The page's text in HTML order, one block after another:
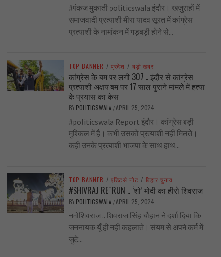
#पंकज मुकाती politicswala इंदौर। खजुराहों में
समाजवादी प्रत्याशी मीरा यादव सूरत में कांग्रेस
प्रत्याशी के नामांकन में गड़बड़ी होने से...
TOP BANNER / प्रदेश / बड़ी खबर
कांग्रेस के बम पर लगी 307 .. इंदौर से कांग्रेस
प्रत्याशी अक्षय बम पर 17 साल पुराने मांमले में हत्या
के प्रयास का केस
BY POLITICSWALA /APRIL 25, 2024
#politicswala Report इंदौर। कांग्रेस बड़ी
मुश्किल में है। कभी उसको प्रत्याशी नहीं मिलते।
कही उनके प्रत्याशी भाजपा के साथ हाथ...
TOP BANNER / एडिटर्स नोट / बिहार चुनाव
#SHIVRAJ RETRUN .. ‘शो’ मोदी का हीरो शिवराज
BY POLITICSWALA /APRIL 25, 2024
नमोशिवराज .. शिवराज सिंह चौहान ने दर्शा दिया कि
जननायक यूँ ही नहीं कहलाते। संयम से अपने कर्म में
जुटे...